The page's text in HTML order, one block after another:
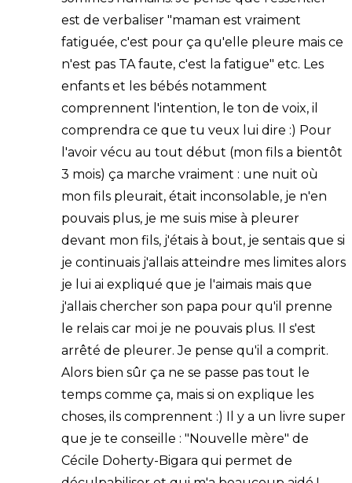
est de verbaliser "maman est vraiment
fatiguée, c'est pour ça qu'elle pleure mais ce
n'est pas TA faute, c'est la fatigue" etc. Les
enfants et les bébés notamment
comprennent l'intention, le ton de voix, il
comprendra ce que tu veux lui dire :) Pour
l'avoir vécu au tout début (mon fils a bientôt
3 mois) ça marche vraiment : une nuit où
mon fils pleurait, était inconsolable, je n'en
pouvais plus, je me suis mise à pleurer
devant mon fils, j'étais à bout, je sentais que si
je continuais j'allais atteindre mes limites alors
je lui ai expliqué que je l'aimais mais que
j'allais chercher son papa pour qu'il prenne
le relais car moi je ne pouvais plus. Il s'est
arrêté de pleurer. Je pense qu'il a comprit.
Alors bien sûr ça ne se passe pas tout le
temps comme ça, mais si on explique les
choses, ils comprennent :) Il y a un livre super
que je te conseille : "Nouvelle mère" de
Cécile Doherty-Bigara qui permet de